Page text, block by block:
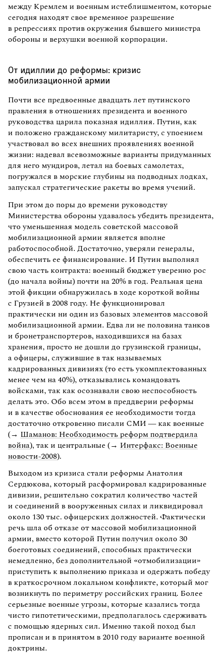
между Кремлем и военным истеблишментом, которые
сегодня находят свое временное разрешение
в репрессиях против окружения бывшего министра
обороны и верхушки военной корпорации.
От идиллии до реформы: кризис
мобилизационной армии
Почти все предвоенные двадцать лет путинского
правления в отношениях президента и военного
руководства царила показная идиллия. Путин, как
и положено гражданскому милитаристу, с упоением
участвовал во всех внешних проявлениях военной
жизни: надевал всевозможные варианты придуманных
для него мундиров, летал на боевых самолетах,
погружался в морские глубины на подводных лодках,
запускал стратегические ракеты во время учений.
При этом до поры до времени руководству
Министерства обороны удавалось убедить президента,
что уменьшенная модель советской массовой
мобилизационной армии является вполне
работоспособной. Достаточно, уверяли генералы,
обеспечить ее финансирование. И Путин выполнял
свою часть контракта: военный бюджет уверенно рос
(до начала войны) почти на 20% в год. Реальная цена
этой фикции обнаружилась в ходе короткой войны
с Грузией в 2008 году. Не функционировал
практически ни один из базовых элементов массовой
мобилизационной армии. Едва ли не половина танков
и бронетранспортеров, находившихся на базах
хранения, просто не дошли до грузинской границы,
а офицеры, служившие в так называемых
кадрированных дивизиях (то есть укомплектованных
менее чем на 40%), отказывались командовать
войсками, так как осознавали свою неспособность
делать это. Обо всем этом в преддверии реформы
и в качестве обоснования ее необходимости тогда
достаточно откровенно писали СМИ — как военные
(→ Шаманов: Необходимость реформ подтвердила
война), так и центральные (→ Интерфакс: Военные
новости-2008).
Выходом из кризиса стали реформы Анатолия
Сердюкова, который расформировал кадрированные
дивизии, решительно сократил количество частей
и соединений в вооруженных силах и ликвидировал
около 130 тыс. офицерских должностей. Фактически
речь шла об отказе от массовой мобилизационной
армии, вместо которой Путин получил около 30
боеготовых соединений, способных практически
немедленно, без дополнительной «отмобилизации»
приступить к выполнению приказа и одержать победу
в краткосрочном локальном конфликте, который мог
возникнуть по периметру российских границ. Более
серьезные военные угрозы, которые казались тогда
чисто гипотетическими, предполагалось сдерживать
с помощью ядерных сил. Именно такой поход был
прописан и в принятом в 2010 году варианте военной
доктрины.